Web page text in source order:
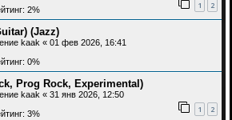
1 2
2%
(Jazz)
kaak « 01 фев 2026, 16:41
0%
Prog Rock, Experimental)
kaak « 31 янв 2026, 12:50
1 2
3%